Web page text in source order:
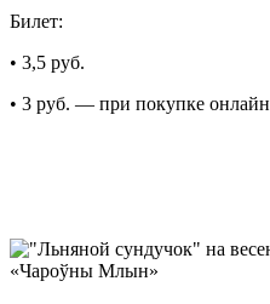
Билет:
• 3,5 руб.
• 3 руб. — при покупке онлайн